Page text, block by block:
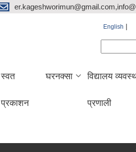
English
स्वत
प्रकाशन
घरनक्सा विद्यालय
प्रणाली